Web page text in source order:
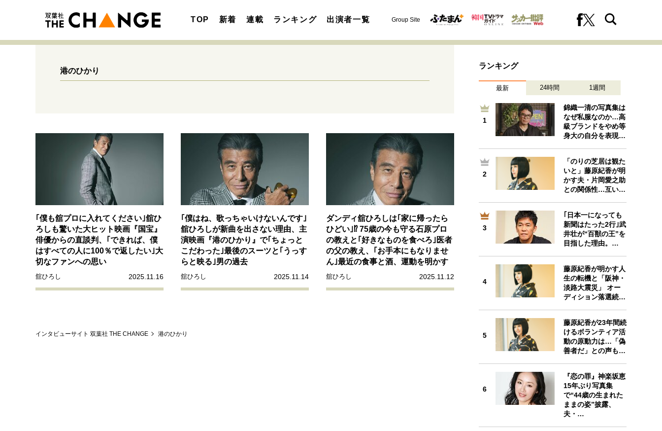
TOP 新着 連載 ランキング 出演者一覧 Group Site
運命を変えた出会い 決断の裏側 挫折からの再起 未知への挑戦
プロフェッショナルの矜持
表現者の葛藤
10代の挫折と原点
キャリア・働き方 セカンドキャリアの描き方 大人の学び直し
ファーストキャリアを拓く
夢を掴む選択
経営・ビジネス リーダーの流儀 変革の原動力 次世代へのバトン トップが描く未来
マインドセット 重圧との向き合い方 一流のルーティン 20代の現在地 忘れられない言葉
ライフスタイル・生き方 40代からの景色 50代のリアル 美しさの哲学 パートナーとの歩み方
親になるということ
港のひかり
｢僕も舘プロに入れてください｣舘ひ
ろしも驚いた大ヒット映画『国宝』
俳優からの直談判、｢できれば、僕
はすべての人に100％で返したい｣大
切なファンへの思い
舘ひろし 2025.11.16
｢僕はね、歌っちゃいけないんです｣
舘ひろしが新曲を出さない理由、主
演映画『港のひかり』で｢ちょっと
こだわった｣最後のスーツと｢うっす
らと映る｣男の過去
舘ひろし 2025.11.14
ダンディ舘ひろしは｢家に帰ったら
ひどい｣⁉ 75歳の今も守る石原プロ
の教えと｢好きなものを食べろ｣医者
の父の教え、｢お手本にもなりませ
ん｣最近の食事と酒、運動を明かす
舘ひろし 2025.11.12
インタビューサイト 双葉社 THE CHANGE 港のひかり
ランキング
最新 24時間 1週間
1
錦織一清の写真集は
なぜ私服なのか…高
級ブランドをやめ等
身大の自分を表現…
2
「のりの芝居は観た
いと」藤原紀香が明
かす夫・片岡愛之助
との関係性…互い…
3
｢日本一になっても
新聞はたった2行｣武
井壮が“百獣の王”を
目指した理由。…
4
藤原紀香が明かす人
生の転機と「阪神・
淡路大震災」 オー
ディション落選続…
5
藤原紀香が23年間続
けるボランティア活
動の原動力は…「偽
善者だ」との声も…
6
『恋の罪』神楽坂恵
15年ぶり写真集
で“44歳の生まれた
ままの姿”披露、
夫・…